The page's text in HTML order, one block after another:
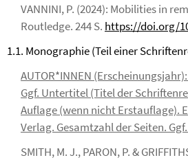
VANNINI, P. (2024): Mobilities in
Routledge. 244 S. https://doi.org/
1.1. Monographie (Teil einer
AUTOR*INNEN
Ggf. Untertitel (Titel der
Auflage (wenn nicht Erstauflage).
Verlag. Gesamtzahl der Seiten.
SMITH, M. J., PARON, P. &